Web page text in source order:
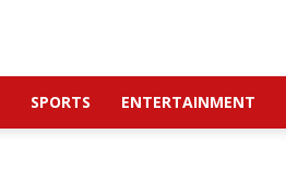
SPORTS ENTERTAINMENT